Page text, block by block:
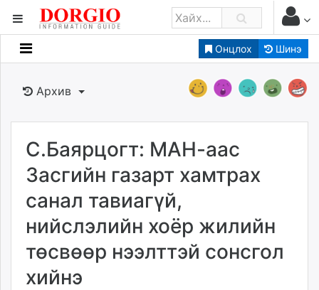
Онцлох Шинэ
Мэдээллийн
Банк санхүү
Бизнес ААН
Төрийн
Нийслэлийн
dorgio.mn
Gogo.mn
news.mn
zindaa.mn
Архив
С.Баярцогт: МАН-аас
Засгийн газарт хамтрах
санал тавиагүй,
нийслэлийн хоёр жилийн
төсвөөр нээлттэй сонсгол
хийнэ